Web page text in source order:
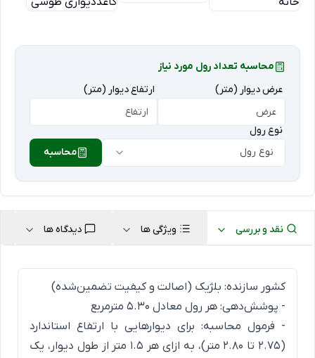
محاسبه تعداد رول مورد نیاز
عرض دیوار (متر)
ارتفاع دیوار (متر)
نوع رول
نوع رول
محاسبه
نقد و بررسی ویژگی ها دیدگاه ها
کشور سازنده: بلژیک (اصالت و کیفیت تضمین‌شده)
- پوشش‌دهی: هر رول معادل ۵.۳۰ مترمربع
- فرمول محاسبه: برای دیوارهایی با ارتفاع استاندارد
(۲.۷۵ تا ۲.۸۰ متر)، به ازای هر ۱.۵ متر از طول دیوار، یک